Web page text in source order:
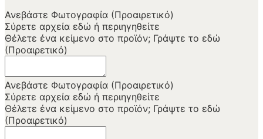
Ανεβάστε Φωτογραφία (Προαιρετικό)
Σύρετε αρχεία εδώ ή περιηγηθείτε
Θέλετε ένα κείμενο στο προϊόν; Γράψτε το εδώ
(Προαιρετικό)
Ανεβάστε Φωτογραφία (Προαιρετικό)
Σύρετε αρχεία εδώ ή περιηγηθείτε
Θέλετε ένα κείμενο στο προϊόν; Γράψτε το εδώ
(Προαιρετικό)